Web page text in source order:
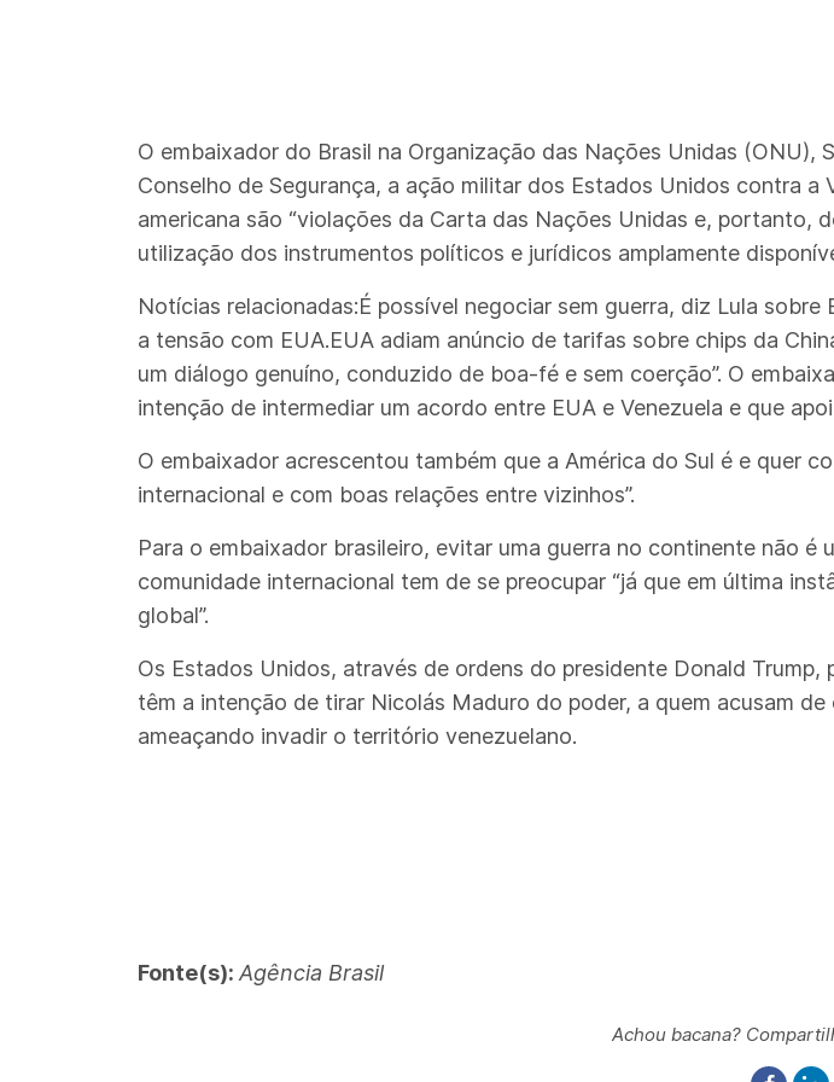
O embaixador do Brasil na Organização das Nações Unidas
Conselho de Segurança, a ação militar dos Estados Unidos contra
americana são “violações da Carta das Nações Unidas e, portanto,
utilização dos instrumentos políticos e jurídicos amplamente
Notícias relacionadas:É possível negociar sem guerra, diz Lula
a tensão com EUA.EUA adiam anúncio de tarifas sobre chips da
um diálogo genuíno, conduzido de boa-fé e sem coerção”. O
intenção de intermediar um acordo entre EUA e Venezuela e que
O embaixador acrescentou também que a América do Sul é e quer
internacional e com boas relações entre vizinhos”.
Para o embaixador brasileiro, evitar uma guerra no continente não é
comunidade internacional tem de se preocupar “já que em última
global”.
Os Estados Unidos, através de ordens do presidente Donald
têm a intenção de tirar Nicolás Maduro do poder, a quem acusam
ameaçando invadir o território venezuelano.
Fonte(s): Agência Brasil
Achou bacana?